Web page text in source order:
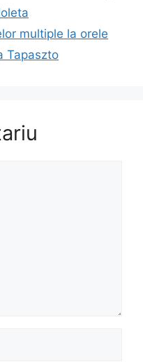
multiple la orele
Tapaszto